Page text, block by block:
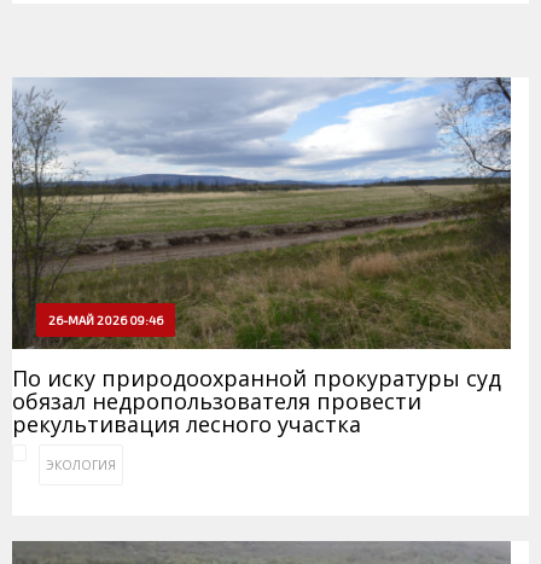
26-МАЙ 2026 09:46
По иску природоохранной прокуратуры суд
обязал недропользователя провести
рекультивация лесного участка
ЭКОЛОГИЯ